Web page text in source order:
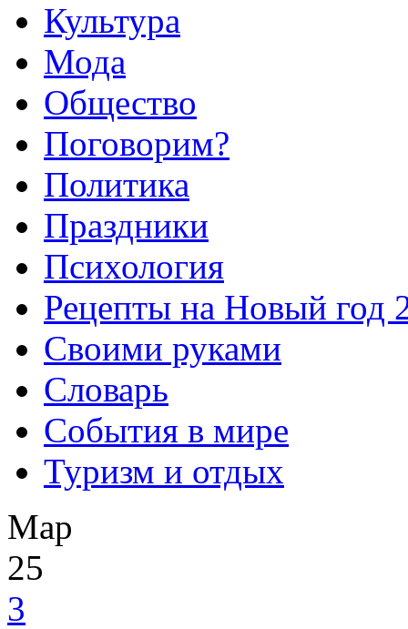
Культура
Мода
Общество
Поговорим?
Политика
Праздники
Психология
Рецепты на Новый год
Своими руками
Словарь
События в мире
Туризм и отдых
Мар
25
3